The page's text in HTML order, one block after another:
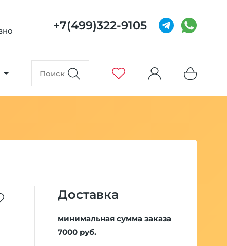
+7(499)322-9105
Доставка
минимальная сумма заказа
7000 руб.